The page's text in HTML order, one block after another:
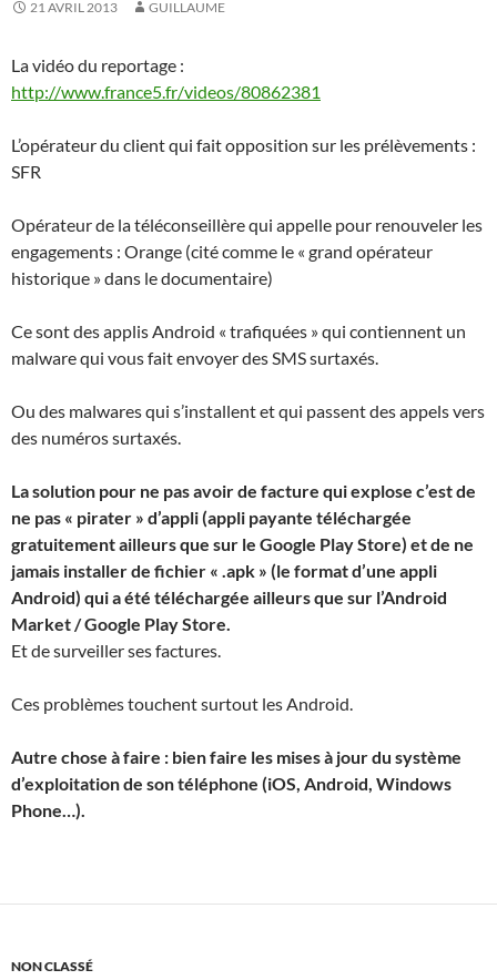
21 AVRIL 2013 GUILLAUME
La vidéo du reportage :
http://www.france5.fr/videos/80862381
L’opérateur du client qui fait opposition sur les prélèvements :
SFR
Opérateur de la téléconseillère qui appelle pour renouveler les
engagements : Orange (cité comme le « grand opérateur
historique » dans le documentaire)
Ce sont des applis Android « trafiquées » qui contiennent un
malware qui vous fait envoyer des SMS surtaxés.
Ou des malwares qui s’installent et qui passent des appels vers
des numéros surtaxés.
La solution pour ne pas avoir de facture qui explose c’est de
ne pas « pirater » d’appli (appli payante téléchargée
gratuitement ailleurs que sur le Google Play Store) et de ne
jamais installer de fichier « .apk » (le format d’une appli
Android) qui a été téléchargée ailleurs que sur l’Android
Market / Google Play Store.
Et de surveiller ses factures.
Ces problèmes touchent surtout les Android.
Autre chose à faire : bien faire les mises à jour du système
d’exploitation de son téléphone (iOS, Android, Windows
Phone…).
NON CLASSÉ